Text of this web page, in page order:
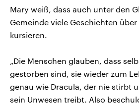
Mary weiß, dass auch unter den
Gemeinde viele Geschichten über
kursieren.
„Die Menschen glauben, dass
gestorben sind, sie wieder zum
genau wie Dracula, der nie stirbt
sein Unwesen treibt. Also